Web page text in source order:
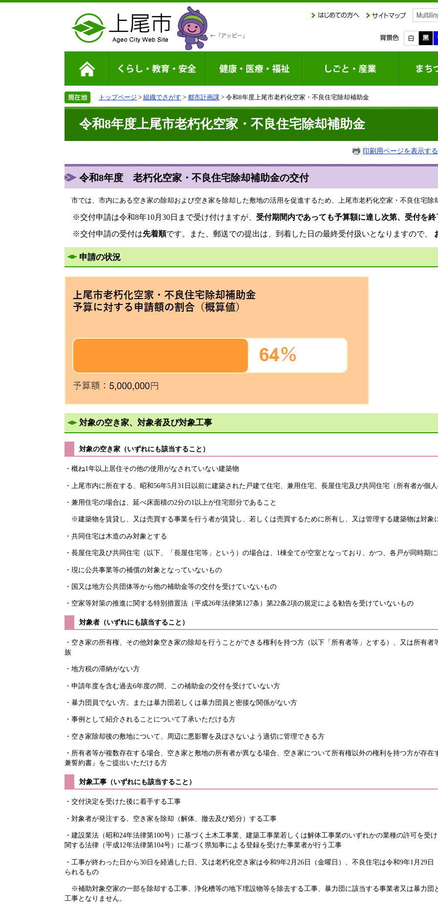
トップページ > 組織でさがす > 都市計画課 > 令和8年度上尾市老朽化空家・不良住宅除却補助金
令和8年度上尾市老朽化空家・不良住宅除却補助金
印刷用ページを表示する
令和8年度 老朽化空家・不良住宅除却補助金の交付
市では、市内にある空き家の除却および空き家を除却した敷地の活用を促進するため、上尾市老朽化空家・不良住宅除
※交付申請は令和8年10月30日まで受け付けますが、 受付期間内であっても予算額に達し次第、受付を
※交付申請の受付は先着順です。また、郵送での提出は、到着した日の最終受付扱いとなりますので、
申請の状況
対象の空き家、対象者及び対象工事
対象の空き家（いずれにも該当すること）
・概ね1年以上居住その他の使用がなされていない建築物
・上尾市内に所在する、昭和56年5月31日以前に建築された戸建て住宅、兼用住宅、長屋住宅及び共同住宅（所有者が個人
・兼用住宅の場合は、延べ床面積の2分の1以上が住宅部分であること
※建築物を賃貸し、又は売買する事業を行う者が賃貸し、若しくは売買するために所有し、又は管理する建築物は対象
・共同住宅は木造のみ対象とする
・長屋住宅及び共同住宅（以下、「長屋住宅等」という）の場合は、1棟全てが空室となっており、かつ、各戸が同時期
・現に公共事業等の補償の対象となっていないもの
・国又は地方公共団体等から他の補助金等の交付を受けていないもの
・空家等対策の推進に関する特別措置法（平成26年法律第127条）第22条2項の規定による勧告を受けていないもの
対象者（いずれにも該当すること）
・空き家の所有権、その他対象空き家の除却を行うことができる権利を持つ方（以下「所有者等」とする）、又は所有
族
・地方税の滞納がない方
・申請年度を含む過去6年度の間、この補助金の交付を受けていない方
・暴力団員でない方。または暴力団若しくは暴力団員と密接な関係がない方
・事例として紹介されることについて了承いただける方
・空き家除却後の敷地について、周辺に悪影響を及ぼさないよう適切に管理できる方
・所有者等が複数存在する場合、空き家と敷地の所有者が異なる場合、空き家について所有権以外の権利を持つ方が存
兼誓約書』をご提出いただける方
対象工事（いずれにも該当すること）
・交付決定を受けた後に着手する工事
・対象者が発注する、空き家を除却（解体、撤去及び処分）する工事
・建設業法（昭和24年法律第100号）に基づく土木工事業、建築工事業若しくは解体工事業のいずれかの業種の許可を受
関する法律（平成12年法律第104号）に基づく県知事による登録を受けた事業者が行う工事
・工事が終わった日から30日を経過した日、又は老朽化空き家は令和9年2月26日（金曜日）、不良住宅は令和9年1月29
られるもの
※補助対象空家の一部を除却する工事、浄化槽等の地下埋設物等を除去する工事、暴力団に該当する事業者又は暴力団
工事となりません。